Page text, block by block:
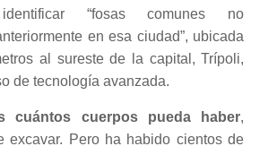
identificar “fosas comunes no
en esa ciudad”, ubicada
al sureste de la capital, Trípoli,
de tecnología avanzada.
cuántos cuerpos pueda haber,
excavar. Pero ha habido cientos de